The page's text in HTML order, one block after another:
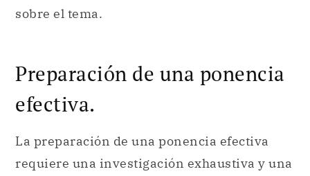
sobre el tema.
Preparación de una ponencia
efectiva.
La preparación de una ponencia efectiva
requiere una investigación exhaustiva y una